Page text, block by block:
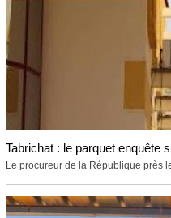
Tabrichat : le parquet enquête
Le procureur de la République près